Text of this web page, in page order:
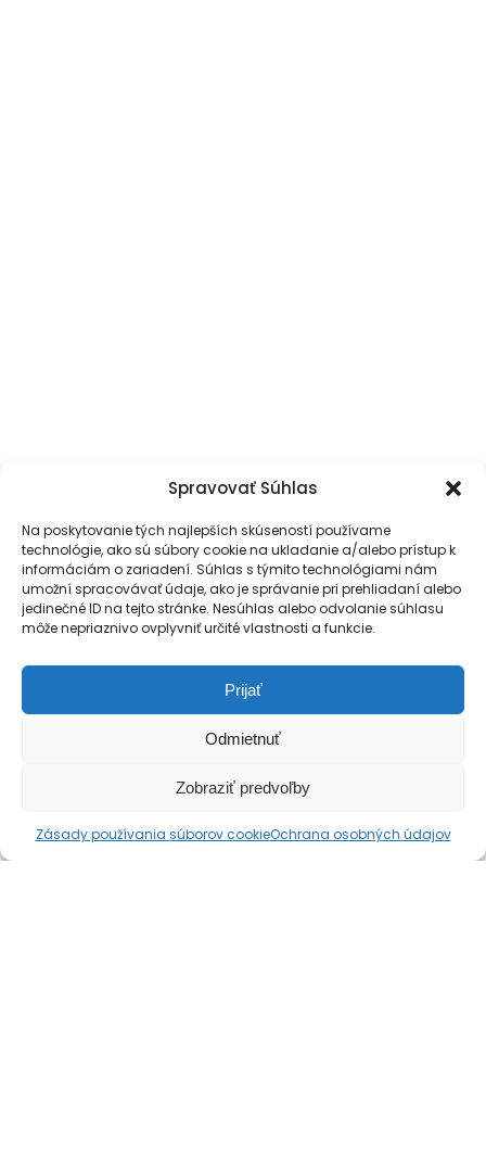
Spravovať Súhlas
Na poskytovanie tých najlepších skúseností používame
technológie, ako sú súbory cookie na ukladanie a/alebo prístup k
informáciám o zariadení. Súhlas s týmito technológiami nám
umožní spracovávať údaje, ako je správanie pri prehliadaní alebo
jedinečné ID na tejto stránke. Nesúhlas alebo odvolanie súhlasu
môže nepriaznivo ovplyvniť určité vlastnosti a funkcie.
Prijať
Odmietnuť
Zobraziť predvoľby
Zásady používania súborov cookieOchrana osobných údajov
Kontaktujte nás
Open